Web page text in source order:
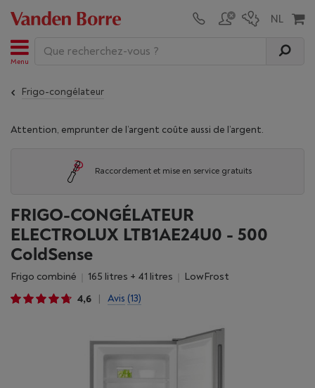
Menu
Frigo-congélateur
Attention, emprunter de l’argent coûte aussi de l’argent.
Raccordement et mise en service gratuits
FRIGO-CONGÉLATEUR
ELECTROLUX LTB1AE24U0 - 500
ColdSense
Frigo combiné 165 litres + 41 litres
LowFrost
4,6
Avis (13)